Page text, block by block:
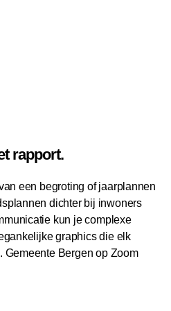
rapport.
een begroting of jaarplannen
dichter bij inwoners
kun je complexe
graphics die elk
Gemeente Bergen op Zoom